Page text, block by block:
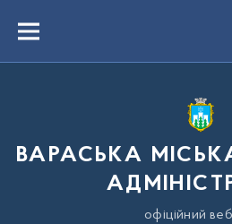
вмістуMenu
ВАРАСЬКА
офіційний